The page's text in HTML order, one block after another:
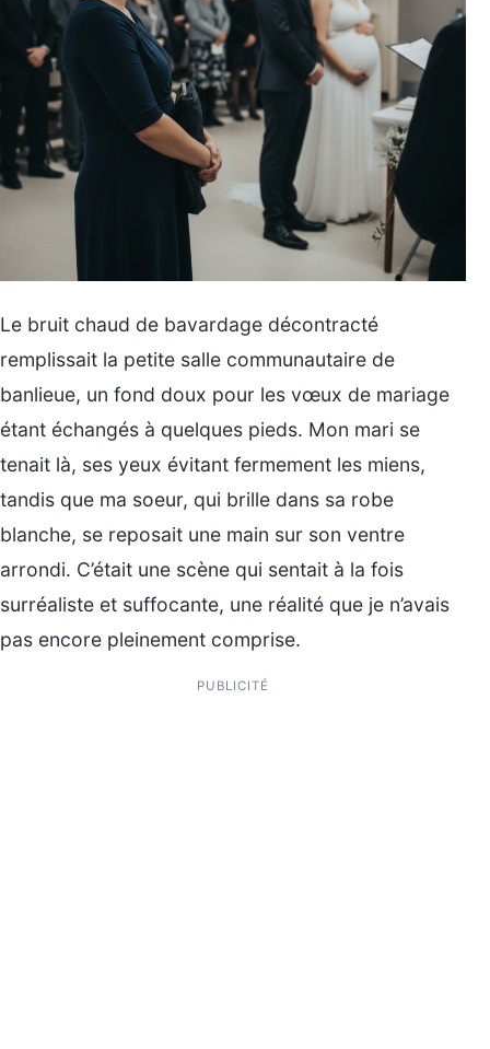
Le bruit chaud de bavardage décontracté
remplissait la petite salle communautaire de
banlieue, un fond doux pour les vœux de mariage
étant échangés à quelques pieds. Mon mari se
tenait là, ses yeux évitant fermement les miens,
tandis que ma soeur, qui brille dans sa robe
blanche, se reposait une main sur son ventre
arrondi. C’était une scène qui sentait à la fois
surréaliste et suffocante, une réalité que je n’avais
pas encore pleinement comprise.
PUBLICITÉ